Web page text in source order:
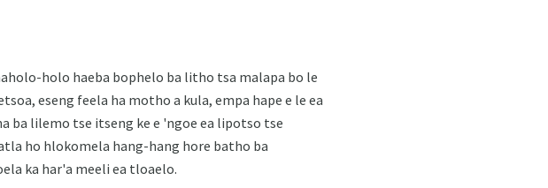
holo haeba bophelo ba litho tsa malapa bo le
​​eseng feela ha motho a kula, empa hape e le ea
ba lilemo tse itseng ke e 'ngoe ea lipotso tse
ho hlokomela hang-hang hore batho ba
ka har'a meeli ea tloaelo.